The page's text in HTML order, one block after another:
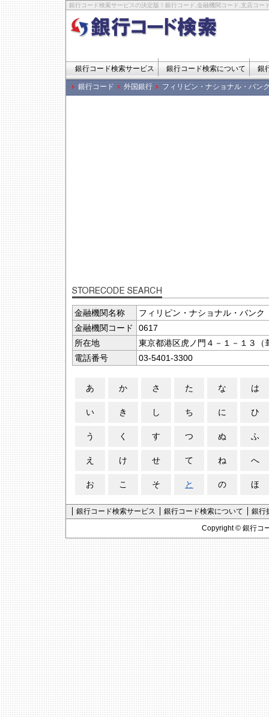
銀行コード検索サービスの決定版！銀行コード,金融機関コード,支店コー
銀行コード検索サービス 銀行コード検索について 銀
銀行コード 外国銀行 フィリピン・ナショナル・バン
金融機関名称
フィリピン・ナショナル・バンク
金融機関コード
0617
所在地
東京都港区虎ノ門４－１－１３（
電話番号
03-5401-3300
あ か さ た な は
い き し ち に ひ
う く す つ ぬ ふ
え け せ て ね へ
お こ そ と の ほ
銀行コード検索サービス 銀行コード検索について
銀行
Copyright © 銀行コ